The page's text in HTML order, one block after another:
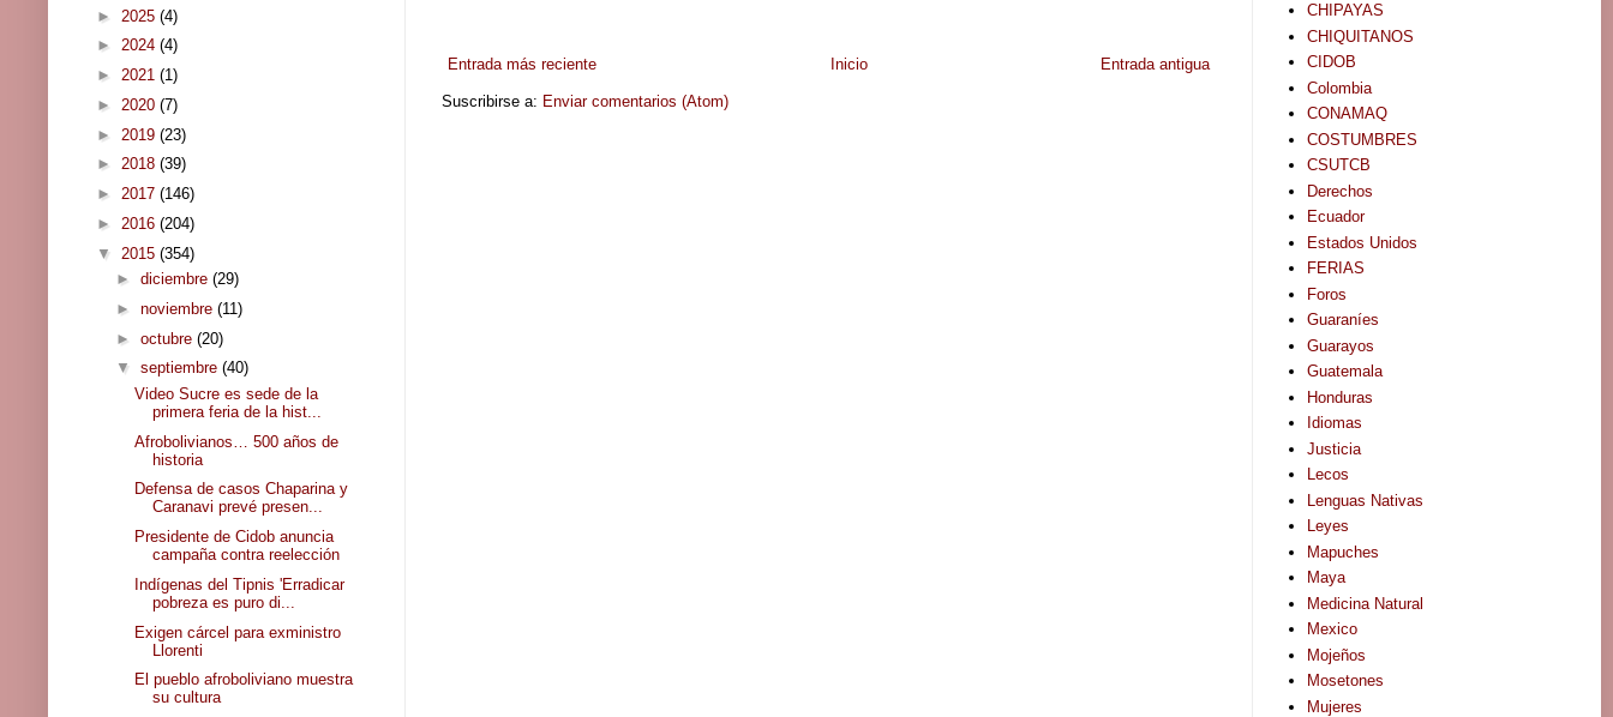
Entrada más reciente Entrada antigua
Inicio
Suscribirse a: Enviar comentarios (Atom)
► 2025 (4)
► 2024 (4)
► 2021 (1)
► 2020 (7)
► 2019 (23)
► 2018 (39)
► 2017 (146)
► 2016 (204)
▼ 2015 (354)
► diciembre (29)
► noviembre (11)
► octubre (20)
▼ septiembre (40)
Video Sucre es sede de la
primera feria de la hist...
Afrobolivianos… 500 años de
historia
Defensa de casos Chaparina y
Caranavi prevé presen...
Presidente de Cidob anuncia
campaña contra reelección
Indígenas del Tipnis 'Erradicar
pobreza es puro di...
Exigen cárcel para exministro
Llorenti
El pueblo afroboliviano muestra
su cultura
CHIPAYAS
CHIQUITANOS
CIDOB
Colombia
CONAMAQ
COSTUMBRES
CSUTCB
Derechos
Ecuador
Estados Unidos
FERIAS
Foros
Guaraníes
Guarayos
Guatemala
Honduras
Idiomas
Justicia
Lecos
Lenguas Nativas
Leyes
Mapuches
Maya
Medicina Natural
Mexico
Mojeños
Mosetones
Mujeres